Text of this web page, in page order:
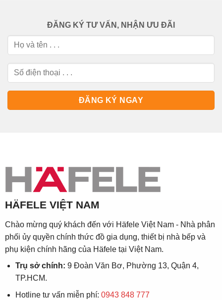
ĐĂNG KÝ TƯ VẤN, NHẬN ƯU ĐÃI
HÄFELE VIỆT NAM
Chào mừng quý khách đến với Häfele Việt Nam - Nhà phân
phối ủy quyền chính thức đồ gia dụng, thiết bị nhà bếp và
phụ kiện chính hãng của Häfele tại Việt Nam.
Trụ sở chính: 9 Đoàn Văn Bơ, Phường 13, Quận 4,
TP.HCM.
Hotline tư vấn miễn phí: 0943 848 777